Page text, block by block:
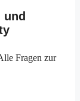
und
Fragen zur